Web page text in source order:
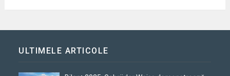
ULTIMELE ARTICOLE